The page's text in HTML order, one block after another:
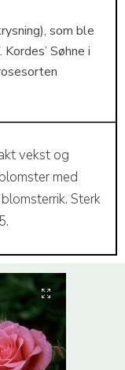
som ble
Søhne i
vekst og
med
Sterk